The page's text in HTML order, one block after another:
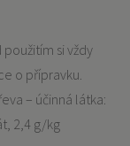
si vždy
o přípravku.
– účinná látka:
2,4 g/kg